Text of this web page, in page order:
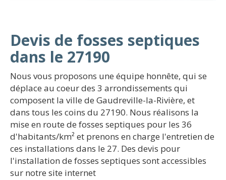
Devis de fosses septiques
dans le 27190
Nous vous proposons une équipe honnête, qui se
déplace au coeur des 3 arrondissements qui
composent la ville de Gaudreville-la-Rivière, et
dans tous les coins du 27190. Nous réalisons la
mise en route de fosses septiques pour les 36
d'habitants/km² et prenons en charge l'entretien de
ces installations dans le 27. Des devis pour
l'installation de fosses septiques sont accessibles
sur notre site internet